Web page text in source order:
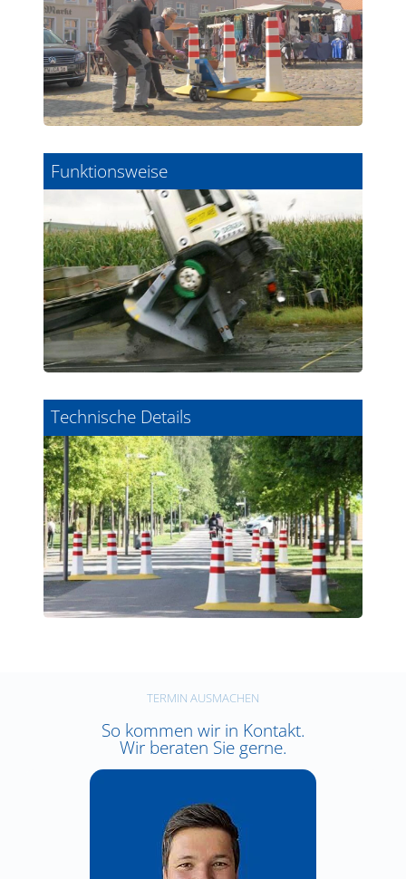
Funktionsweise
Technische Details
TERMIN AUSMACHEN
So kommen wir in Kontakt.
Wir beraten Sie gerne.